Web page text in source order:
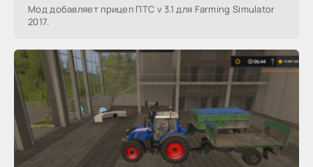
Мод добавляет прицеп ПТС v 3.1 для Farming Simulator
2017.